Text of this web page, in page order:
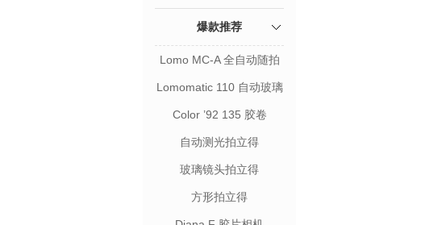
爆款推荐
Lomo MC-A 全自动随拍
Lomomatic 110 自动玻璃
镜头胶片相机
Color ’92 135 胶卷
自动测光拍立得
玻璃镜头拍立得
方形拍立得